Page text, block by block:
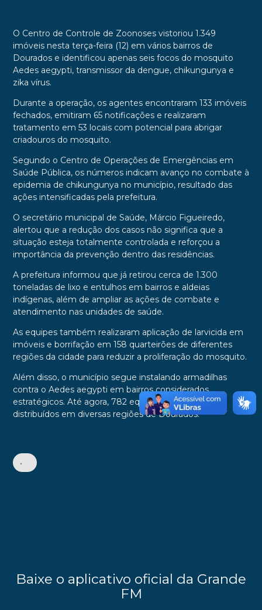
O Centro de Controle de Zoonoses vistoriou 1.349
imóveis nesta terça-feira (12) em vários bairros de
Dourados e identificou apenas seis focos do mosquito
Aedes aegypti, transmissor da dengue, chikungunya e
zika vírus.
Durante a operação, os agentes encontraram 133 imóveis
fechados, emitiram 65 notificações e realizaram
tratamento em 53 locais com potencial para abrigar
criadouros do mosquito.
Segundo o Centro de Operações de Emergências em
Saúde Pública, os números indicam avanço no combate à
epidemia de chikungunya no município, resultado das
ações intensificadas pela prefeitura.
O secretário municipal de Saúde, Márcio Figueiredo,
alertou que a redução dos casos não significa que a
situação esteja totalmente controlada e reforçou a
importância da prevenção dentro das residências.
A prefeitura informou que já retirou cerca de 1.300
toneladas de lixo e entulhos em bairros e aldeias
indígenas, além de ampliar as ações de combate e
atendimento nas unidades de saúde.
As equipes também realizaram aplicação de larvicida em
imóveis e borrifação em 158 quarteirões de diferentes
regiões da cidade para reduzir a proliferação do mosquito.
Além disso, o município segue instalando armadilhas
contra o Aedes aegypti em bairros considerados
estratégicos. Até agora, 782 equipamentos já foram
distribuídos em diversas regiões de Dourados.
•
Baixe o aplicativo oficial da Grande
FM